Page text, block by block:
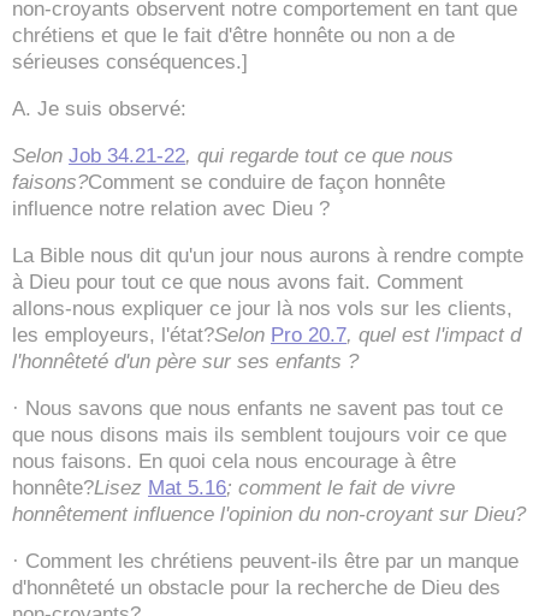
non-croyants observent notre comportement en tant que
chrétiens et que le fait d'être honnête ou non a de
sérieuses conséquences.]
A. Je suis observé:
Selon Job 34.21-22, qui regarde tout ce que nous
faisons?Comment se conduire de façon honnête
influence notre relation avec Dieu ?
La Bible nous dit qu'un jour nous aurons à rendre compte
à Dieu pour tout ce que nous avons fait. Comment
allons-nous expliquer ce jour là nos vols sur les clients,
les employeurs, l'état?Selon Pro 20.7, quel est l'impact d
l'honnêteté d'un père sur ses enfants ?
· Nous savons que nous enfants ne savent pas tout ce
que nous disons mais ils semblent toujours voir ce que
nous faisons. En quoi cela nous encourage à être
honnête?Lisez Mat 5.16; comment le fait de vivre
honnêtement influence l'opinion du non-croyant sur Dieu?
· Comment les chrétiens peuvent-ils être par un manque
d'honnêteté un obstacle pour la recherche de Dieu des